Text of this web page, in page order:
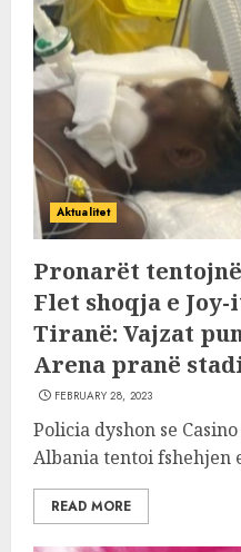
Aktualitet
Pronarët
Flet shoqja e
Tiranë: Vajzat
Arena pranë
FEBRUARY 28, 2023
Policia dyshon se
Albania tentoi fshehjen
READ MORE